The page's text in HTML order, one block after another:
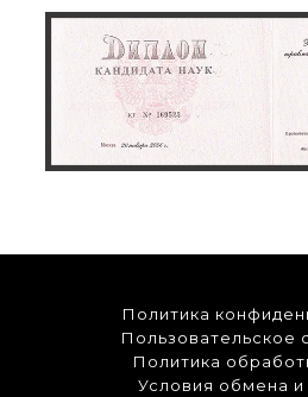
Политика
Пользовательское
Политика
Условия обмена и